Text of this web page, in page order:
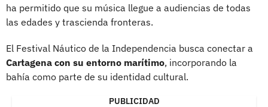
ha permitido que su música llegue a audiencias de todas
las edades y trascienda fronteras.
El Festival Náutico de la Independencia busca conectar a
Cartagena con su entorno marítimo, incorporando la
bahía como parte de su identidad cultural.
PUBLICIDAD